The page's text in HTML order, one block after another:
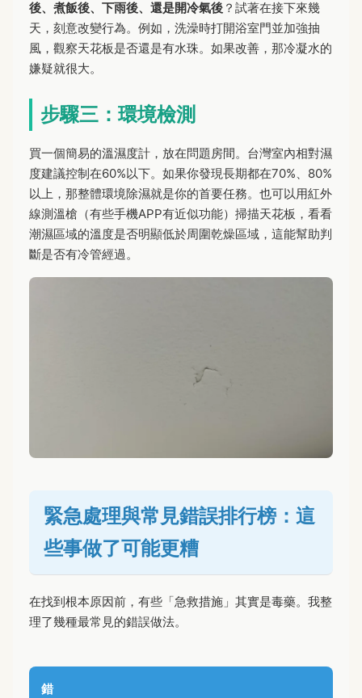
後、煮飯後、下雨後、還是開冷氣後 ？試著在接下來幾
天，刻意改變行為。例如，洗澡時打開浴室門並加強抽
風，觀察天花板是否還是有水珠。如果改善，那冷凝水的
嫌疑就很大。
步驟三：環境檢測
買一個簡易的溫濕度計，放在問題房間。台灣室內相對濕
度建議控制在60%以下。如果你發現長期都在70%、80%
以上，那整體環境除濕就是你的首要任務。也可以用紅外
線測溫槍（有些手機APP有近似功能）掃描天花板，看看
潮濕區域的溫度是否明顯低於周圍乾燥區域，這能幫助判
斷是否有冷管經過。
緊急處理與常見錯誤排行榜：這
些事做了可能更糟
在找到根本原因前，有些「急救措施」其實是毒藥。我整
理了幾種最常見的錯誤做法。
錯